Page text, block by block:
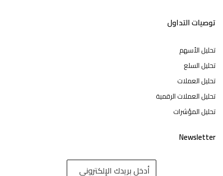
توصيات التداول
تحليل الأسهم
تحليل السلع
تحليل العملات
تحليل العملات الرقمية
تحليل المؤشرات
Newsletter